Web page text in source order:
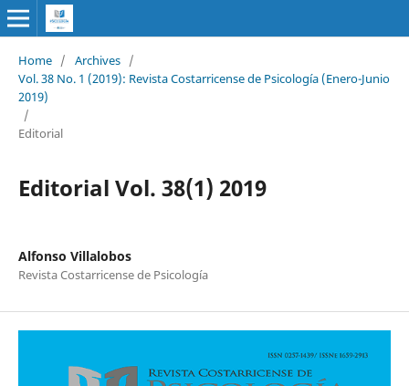
Home / Archives /
Vol. 38 No. 1 (2019): Revista Costarricense de Psicología (Enero-Junio
2019)
/
Editorial
Editorial Vol. 38(1) 2019
Alfonso Villalobos
Revista Costarricense de Psicología